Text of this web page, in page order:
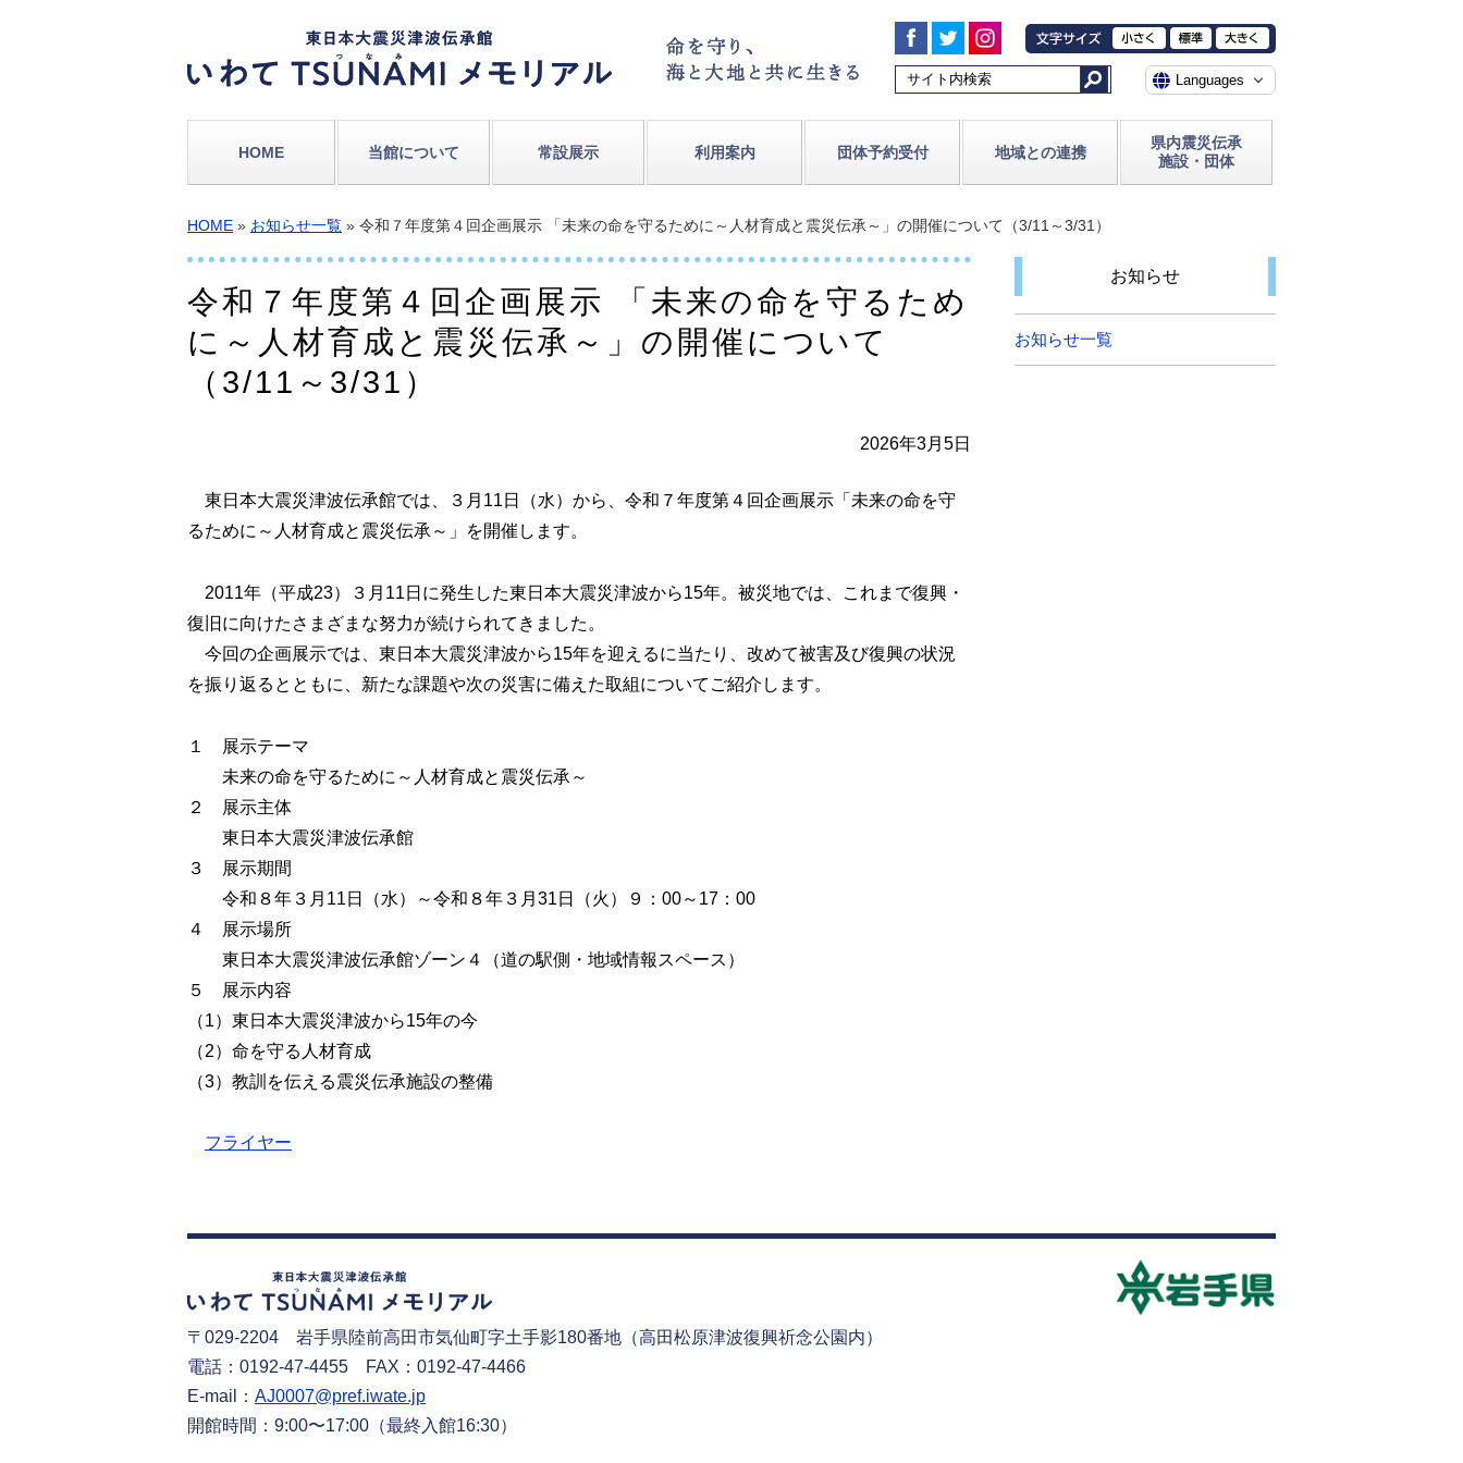
HOME 当館について 常設展示 利用案内 団体予約受付 地域との連携
県内震災伝承
施設・団体
HOME » お知らせ一覧 » 令和７年度第４回企画展示 「未来の命を守るために～人材育成と震災伝承～」の開催について（3/11～3/31）
令和７年度第４回企画展示 「未来の命を守るため
に～人材育成と震災伝承～」の開催について
（3/11～3/31）
2026年3月5日
東日本大震災津波伝承館では、３月11日（水）から、令和７年度第４回企画展示「未来の命を守
るために～人材育成と震災伝承～」を開催します。
2011年（平成23）３月11日に発生した東日本大震災津波から15年。被災地では、これまで復興・
復旧に向けたさまざまな努力が続けられてきました。
今回の企画展示では、東日本大震災津波から15年を迎えるに当たり、改めて被害及び復興の状況
を振り返るとともに、新たな課題や次の災害に備えた取組についてご紹介します。
１ 展示テーマ
未来の命を守るために～人材育成と震災伝承～
２ 展示主体
東日本大震災津波伝承館
３ 展示期間
令和８年３月11日（水）～令和８年３月31日（火）９：00～17：00
４ 展示場所
東日本大震災津波伝承館ゾーン４（道の駅側・地域情報スペース）
５ 展示内容
（1）東日本大震災津波から15年の今
（2）命を守る人材育成
（3）教訓を伝える震災伝承施設の整備
フライヤー
お知らせ
お知らせ一覧
〒029-2204 岩手県陸前高田市気仙町字土手影180番地 （高田松原津波復興祈念公園内）
電話：0192-47-4455 FAX：0192-47-4466
E-mail： AJ0007@pref.iwate.jp
開館時間：9:00〜17:00 （最終入館16:30）